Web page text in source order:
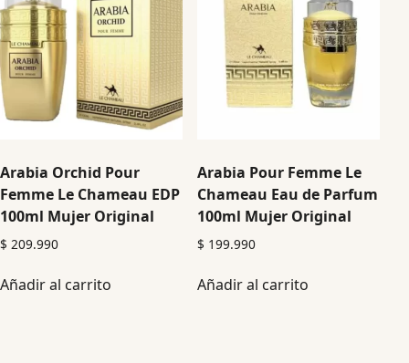
Arabia Orchid Pour
Femme Le Chameau EDP
100ml Mujer Original
$ 209.990
Añadir al carrito
Arabia Pour Femme Le
Chameau Eau de Parfum
100ml Mujer Original
$ 199.990
Añadir al carrito